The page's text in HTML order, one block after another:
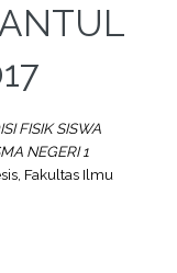
FISIK SISWA
NEGERI 1
Fakultas Ilmu